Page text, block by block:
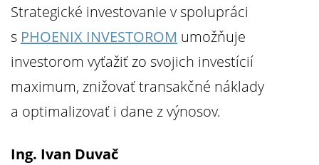
Strategické investovanie v spolupráci
s PHOENIX INVESTOROM umožňuje
investorom vyťažiť zo svojich investícií
maximum, znižovať transakčné náklady
a optimalizovať i dane z výnosov.
Ing. Ivan Duvač